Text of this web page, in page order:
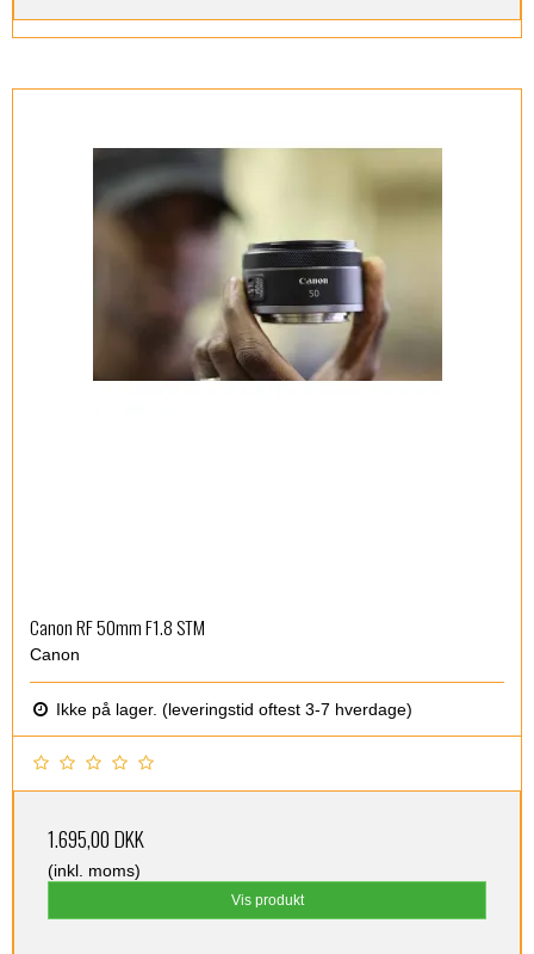
Canon RF 50mm F1.8 STM
Canon
Ikke på lager. (leveringstid oftest 3-7 hverdage)
1.695,00 DKK
(inkl. moms)
Vis produkt